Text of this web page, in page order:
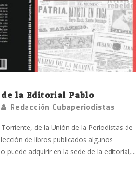
la Editorial Pablo
Redacción Cubaperiodistas
de la Unión de la Periodistas de
de libros publicados algunos
puede adquirir en la sede de la editorial,...